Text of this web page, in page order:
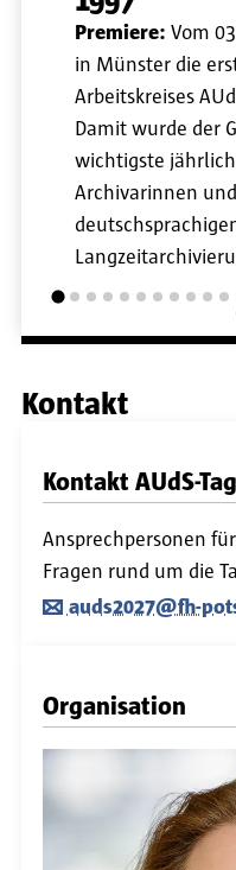
Premiere: Vom
in Münster die
Arbeitskreises
Damit wurde der
wichtigste
Archivarinnen
Kontakt
Kontakt AUdS-
Ansprechpersonen
Fragen rund um die
auds2027@fh-
Organisation